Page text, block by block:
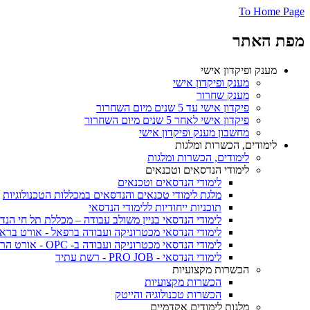
To Home Page
מפת האתר
מענק ופיקדון אישי
מענק ופיקדון אישי
מענק שחרור
פיקדון אישי עד 5 שנים מיום השחרור
פיקדון אישי לאחר 5 שנים מיום השחרור
מחשבון מענק ופיקדון אישי
לימודים, הכשרות ומלגות
לימודים, הכשרות ומלגות
לימודי הנדסאים וטכנאים
לימודי הנדסאים וטכנאים
מלגת לימודי טכנאים והנדסאים במכללות הטכנולוגיות
תוכניות ייחודיות ללימודי הנדסאי
לימודי הנדסאי בניין משולב עבודה – מכללת תל חי
לימודי הנדסאי מכטרוניקה ועבודה ברפאל - אורט
לימודי הנדסאי מכטרוניקה ועבודה ב- OPC - אורט הרמלין נתניה
לימודי הנדסאי - PRO JOB - רשת עתיד
הכשרות מקצועיות
הכשרות מקצועיות
הכשרות טכנולוגיה והייטק
מלגות לימודים אקדמיים